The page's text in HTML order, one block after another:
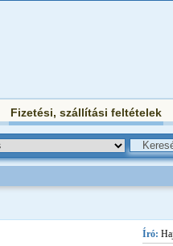
Fizetési, szállítási feltételek
Író: